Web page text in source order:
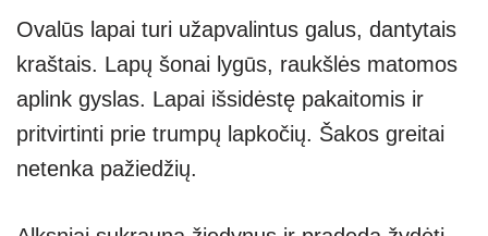
Ovalūs lapai turi užapvalintus galus, dantytais
kraštais. Lapų šonai lygūs, raukšlės matomos
aplink gyslas. Lapai išsidėstę pakaitomis ir
pritvirtinti prie trumpų lapkočių. Šakos greitai
netenka pažiedžių.